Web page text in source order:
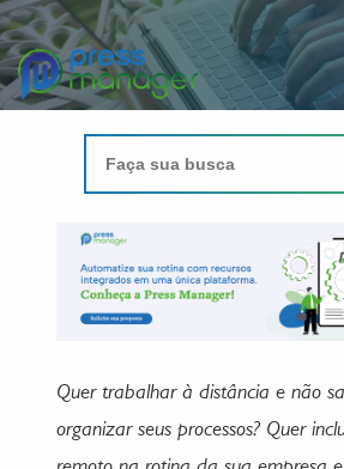
Quer trabalhar à distância e não
organizar seus processos? Quer